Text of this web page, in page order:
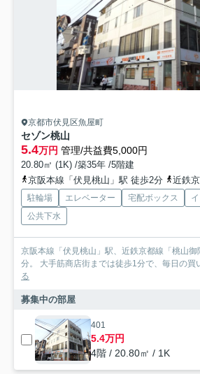
京都市伏見区魚屋町
セゾン桃山
5.4万円 管理/共益費5,000円
20.80㎡ (1K) /築35年 /5階建
京阪本線「伏見桃山」駅 徒歩2分
近鉄京都
駐輪場 エレベーター 宅配ボックス
公共下水
京阪本線「伏見桃山」駅、近鉄京都線「桃山
分。 大手筋商店街までは徒歩1分で、毎日の買
る
募集中の部屋
401
5.4万円
4階 / 20.80㎡ / 1K